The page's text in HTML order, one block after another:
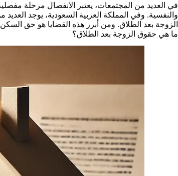
في العديد من المجتمعات، يعتبر الانفصال مرحلة
والنفسية. وفي المملكة العربية السعودية، يوجد العديد
الزوجة بعد الطلاق. ومن أبرز هذه القضايا هو حق
ما هي حقوق الزوجة بعد الطلاق؟